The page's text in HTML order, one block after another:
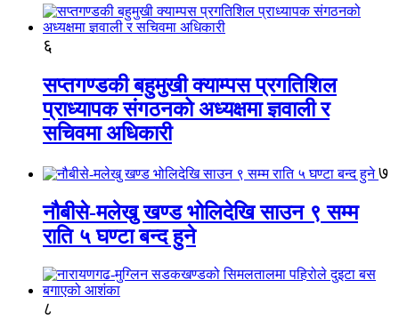
६
सप्तगण्डकी बहुमुखी क्याम्पस प्रगतिशिल
प्राध्यापक संगठनको अध्यक्षमा ज्ञवाली र
सचिवमा अधिकारी
७
नौबीसे-मलेखु खण्ड भोलिदेखि साउन ९ सम्म
राति ५ घण्टा बन्द हुने
८